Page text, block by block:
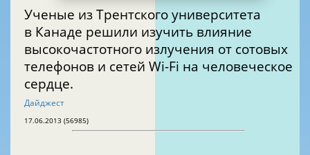
Ученые из Трентcкого университета
в Канаде решили изучить влияние
высокочастотного излучения от сотовых
телефонов и сетей Wi-Fi на человеческое
сердце.
Дайджест
17.06.2013 (56985)